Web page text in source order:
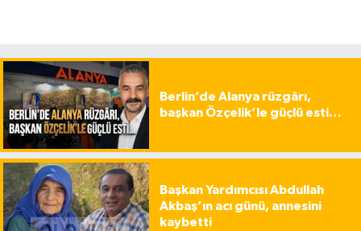
Berlin’de Alanya rüzgârı,
başkan Özçelik’le güçlü esti…
Başkan Yardımcısı Abdullah
Akbaş’ın acı günü, annesini
kaybetti